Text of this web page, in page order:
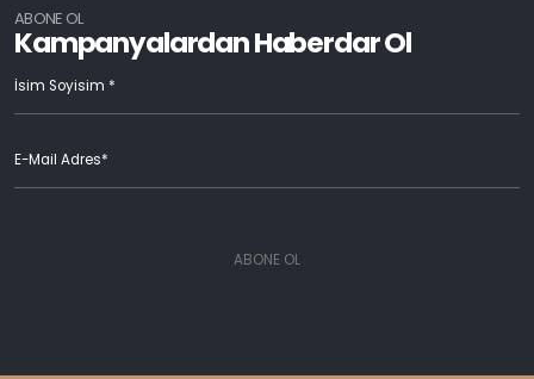
ABONE OL
Kampanyalardan Haberdar Ol
ABONE OL